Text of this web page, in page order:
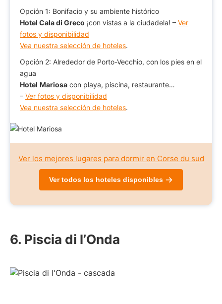
Opción 1: Bonifacio y su ambiente histórico
Hotel Cala di Greco ¡con vistas a la ciudadela! – Ver
fotos y disponibilidad
Vea nuestra selección de hoteles.
Opción 2: Alrededor de Porto-Vecchio, con los pies en el
agua
Hotel Mariosa con playa, piscina, restaurante…
– Ver fotos y disponibilidad
Vea nuestra selección de hoteles.
Ver los mejores lugares para dormir en Corse du sud
Ver todos los hoteles disponibles
6. Piscia di l’Onda